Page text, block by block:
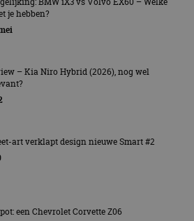
24 tot 26 september
je hebben?
– Kia Niro Hybrid (2026), nog wel
art verklapt design nieuwe Smart #2
een Chevrolet Corvette Z06